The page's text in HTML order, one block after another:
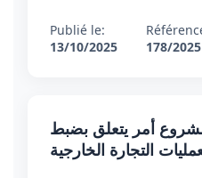
Publié le:
13/10/2025
178/2025
أمر يتعلق بضبط
التجارة الخارجية